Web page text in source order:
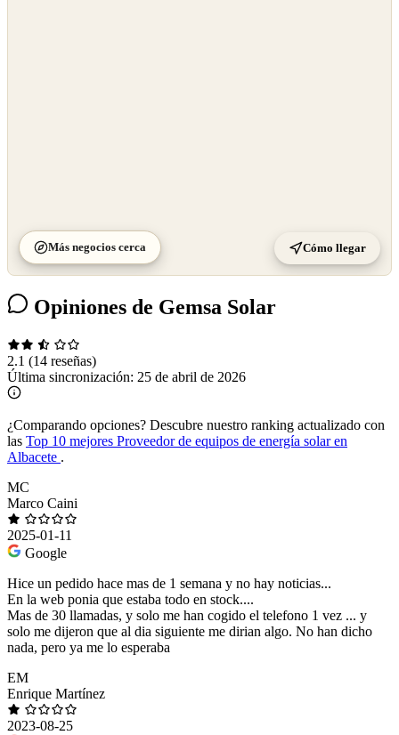
Más negocios cerca Cómo llegar
Opiniones de Gemsa Solar
2.1 (14 reseñas)
Última sincronización: 25 de abril de 2026
¿Comparando opciones? Descubre nuestro ranking actualizado con
las Top 10 mejores Proveedor de equipos de energía solar en
Albacete .
MC
Marco Caini
2025-01-11
Google
Hice un pedido hace mas de 1 semana y no hay noticias...
En la web ponia que estaba todo en stock....
Mas de 30 llamadas, y solo me han cogido el telefono 1 vez ... y
solo me dijeron que al dia siguiente me dirian algo. No han dicho
nada, pero ya me lo esperaba
EM
Enrique Martínez
2023-08-25